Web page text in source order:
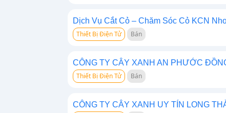
Dịch Vụ Cắt Cỏ – Chăm Sóc Cỏ KCN
Thiết Bị Điện Tử Bán
CÔNG TY CÂY XANH AN PHƯỚC
Thiết Bị Điện Tử Bán
CÔNG TY CÂY XANH UY TÍN LONG